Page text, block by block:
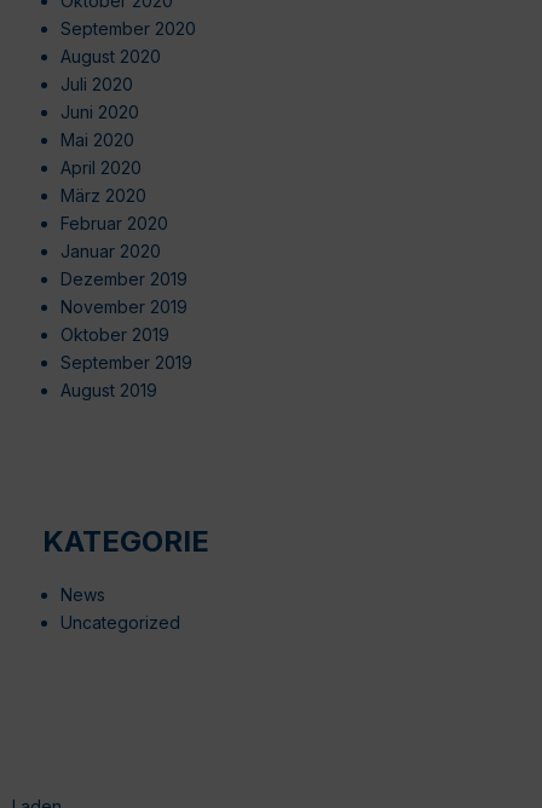
September 2020
August 2020
Juli 2020
Juni 2020
Mai 2020
April 2020
März 2020
Februar 2020
Januar 2020
Dezember 2019
November 2019
Oktober 2019
September 2019
August 2019
KATEGORIE
News
Uncategorized